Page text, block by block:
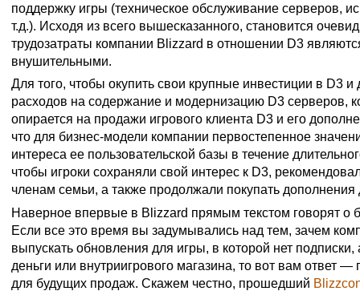
поддержку игры (техническое обслуживание серверов,
т.д.). Исходя из всего вышесказанного, становится
трудозатраты компании Blizzard в отношении D3
внушительными.
Для того, чтобы окупить свои крупные инвестиции в D3 и
расходов на содержание и модернизацию D3 серверов,
опирается на продажи игрового клиента D3 и его
что для бизнес-модели компании первостепенное
интереса ее пользовательской базы в течение
чтобы игроки сохраняли свой интерес к D3,
членам семьи, а также продолжали покупать дополнения
Наверное впервые в Blizzard прямым текстом говорят о
Если все это время вы задумывались над тем, зачем
выпускать обновления для игры, в которой нет
деньги или внутриигрового магазина, то вот вам ответ
для будущих продаж. Скажем честно, прошедший